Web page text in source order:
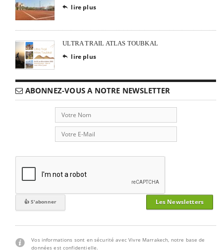
 lire plus
ULTRA TRAIL ATLAS TOUBKAL
 lire plus
ABONNEZ-VOUS A NOTRE NEWSLETTER
Les Newsletters
Vos informations sont en sécurité avec Vivre Marrakech, notre base de
données est confidentielle.